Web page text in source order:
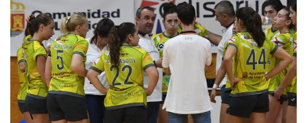
d
a
n
e
m
a
i